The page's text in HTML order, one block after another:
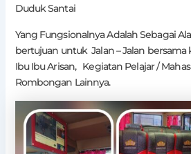
Duduk Santai
Yang Fungsionalnya Adalah Sebagai
bertujuan untuk Jalan – Jalan bersama
Ibu Ibu Arisan, Kegiatan Pelajar /
Rombongan Lainnya.